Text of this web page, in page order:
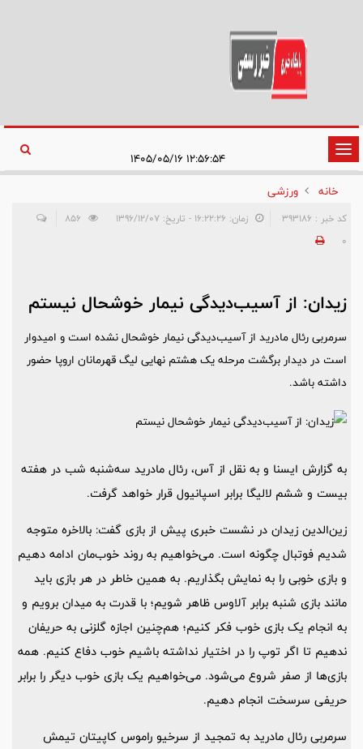
تغییر
وضعیت
ناوبری
خانه
ورزشی
کد خبر : 393186 زمان: ۱۶:۲۲:۲۶ - تاریخ: ۱۳۹۶/۱۲/۰۷
0
زیدان: از آسیب‌دیدگی نیمار خوشحال نیستم
سرمربی رئال مادرید از آسیب‌دیدگی نیمار خوشحال نشده است و امیدوار
است در دیدار برگشت مرحله یک هشتم نهایی لیگ قهرمانان اروپا حضور
داشته باشد.
به گزارش ایسنا و به نقل از آس، رئال مادرید سه‌شنبه شب در هفته
بیست و ششم لالیگا برابر اسپانیول قرار خواهد گرفت.
زین‌الدین زیدان در نشست خبری پیش از بازی گفت: بالاخره متوجه
شدیم فوتبال چگونه است. می‌خواهیم به روند خوب‌مان ادامه دهیم
و بازی خوبی را به نمایش بگذاریم. به همین خاطر در هر بازی باید
مانند بازی شنبه برابر آلاوس ظاهر شویم؛ با قدرت به میدان برویم و
به انجام یک بازی خوب فکر کنیم؛ هم‌چنین اجازه گلزنی به حریفان
ندهیم تا اگر توپ را در اختیار نداشته باشیم خوب دفاع کنیم. همه
بازی‌ها از صفر شروع می‌شود. می‌خواهیم یک بازی خوب دیگر را برابر
حریفی سرسخت انجام دهیم.
سرمربی رئال مادرید به تمجید از سرخیو راموس کاپیتان تیمش